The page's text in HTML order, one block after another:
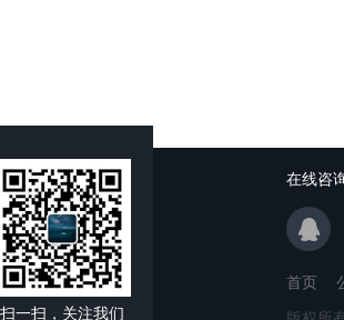
扫一扫，关注我们
在线咨
首页